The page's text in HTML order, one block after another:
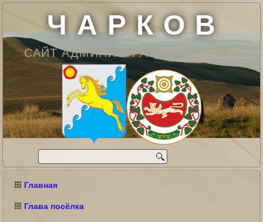
Ч А Р К О В
САЙТ АДМИНИСТРАЦИИ ПОСЁЛКА
Главная
Глава посёлка